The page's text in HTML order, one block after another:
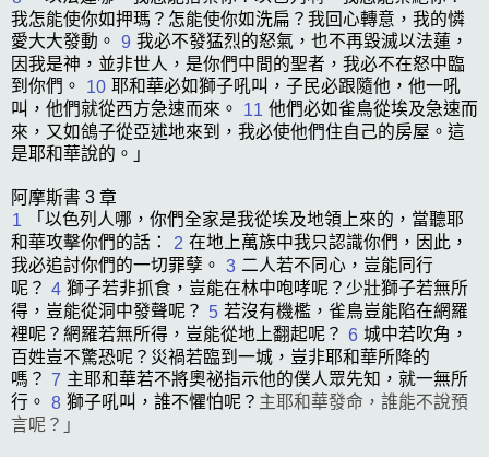
我怎能使你如押瑪 ？怎能使你如洗扁 ？我回心轉意，我的憐
愛大大發動。 9 我必不發猛烈的怒氣，也不再毀滅以法蓮 ，
因我是神，並非世人，是你們中間的聖者，我必不在怒中臨
到你們。
10 耶和華必如獅子吼叫，子民必跟隨他，他一吼
叫，他們就從西方急速而來。
11 他們必如雀鳥從埃及急速而
來，又如鴿子從亞述地來到，我必使他們住自己的房屋。這
是耶和華說的。」
阿摩斯書 3 章
1
「 以色列 人哪，你們全家是我從埃及地領上來的，當聽耶
和華攻擊你們的話：
2 在地上萬族中我只認識你們，因此，
我必追討你們的一切罪孽。 3 二人若不同心，豈能同行
呢？ 4 獅子若非抓食，豈能在林中咆哮呢？少壯獅子若無所
得，豈能從洞中發聲呢？ 5 若沒有機檻，雀鳥豈能陷在網羅
裡呢？網羅若無所得，豈能從地上翻起呢？ 6 城中若吹角，
百姓豈不驚恐呢？災禍若臨到一城，豈非耶和華所降的
嗎？ 7 主耶和華若不將奧祕指示他的僕人眾先知，就一無所
行。 8 獅子吼叫，誰不懼怕呢？ 主耶和華發命，誰能不說預
言呢？」